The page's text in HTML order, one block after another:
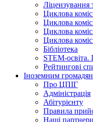
Ліцензування
Циклова
Циклова
Циклова
Циклова
Бібліотека
STEM-освіта.
Рейтингові
Іноземним
Про ЦПІГ
Адміністрація
Абітурієнту
Правила
Наші партнери